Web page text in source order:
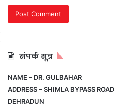
संपर्क सूत्र
NAME – DR. GULBAHAR
ADDRESS – SHIMLA BYPASS ROAD
DEHRADUN